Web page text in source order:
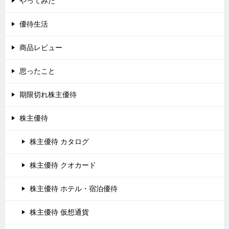
優待生活
商品レビュー
思ったこと
期限切れ株主優待
株主優待
株主優待 カタログ
株主優待 クオカード
株主優待 ホテル・宿泊優待
株主優待 仮想通貨